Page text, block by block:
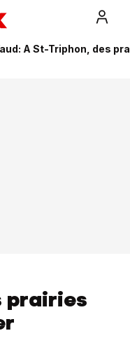
A St-Triphon, des
prairies